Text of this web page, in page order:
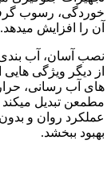
خوردگی، رسوب
آن را افزایش میدهد.
نصب آسان، آب
از دیگر ویژگی
های آب رسانی،
مطمعن تبدیل
عملکرد روان و
بهبود ببخشد.